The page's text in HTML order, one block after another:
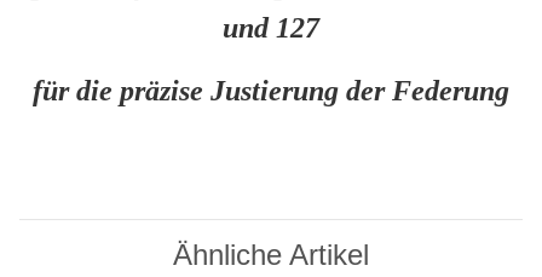
und 127
für die präzise Justierung der Federung
Ähnliche Artikel